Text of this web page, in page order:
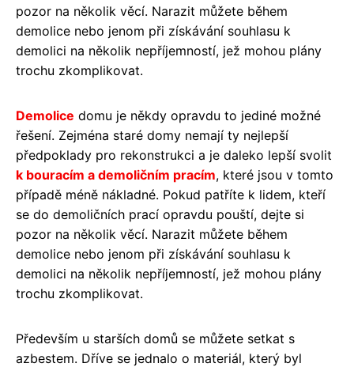
pozor na několik věcí. Narazit můžete během
demolice nebo jenom při získávání souhlasu k
demolici na několik nepříjemností, jež mohou plány
trochu zkomplikovat.
Demolice domu je někdy opravdu to jediné možné
řešení. Zejména staré domy nemají ty nejlepší
předpoklady pro rekonstrukci a je daleko lepší svolit
k bouracím a demoličním pracím, které jsou v tomto
případě méně nákladné. Pokud patříte k lidem, kteří
se do demoličních prací opravdu pouští, dejte si
pozor na několik věcí. Narazit můžete během
demolice nebo jenom při získávání souhlasu k
demolici na několik nepříjemností, jež mohou plány
trochu zkomplikovat.
Především u starších domů se můžete setkat s
azbestem. Dříve se jednalo o materiál, který byl